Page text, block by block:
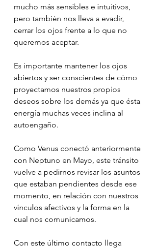
mucho más sensibles e intuitivos,
pero también nos lleva a evadir,
cerrar los ojos frente a lo que no
queremos aceptar.
Es importante mantener los ojos
abiertos y ser conscientes de cómo
proyectamos nuestros propios
deseos sobre los demás ya que ésta
energía muchas veces inclina al
autoengaño.
Como Venus conectó anteriormente
con Neptuno en Mayo, este tránsito
vuelve a pedirnos revisar los asuntos
que estaban pendientes desde ese
momento, en relación con nuestros
vínculos afectivos y la forma en la
cual nos comunicamos.
Con este último contacto llega